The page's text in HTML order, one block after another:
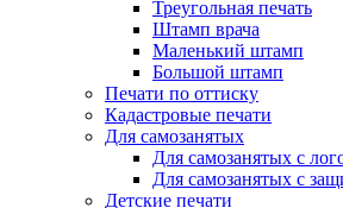
Треугольная печать
Штамп врача
Маленький штамп
Большой штамп
Печати по оттиску
Кадастровые печати
Для самозанятых
Для самозанятых с
Для самозанятых с
Детские печати